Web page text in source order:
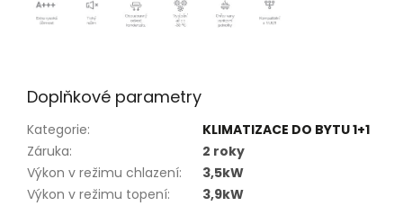
Doplňkové parametry
Kategorie:
KLIMATIZACE DO BYTU 1+1
Záruka:
2 roky
Výkon v režimu chlazení:
3,5kW
Výkon v režimu topení: 3,9kW